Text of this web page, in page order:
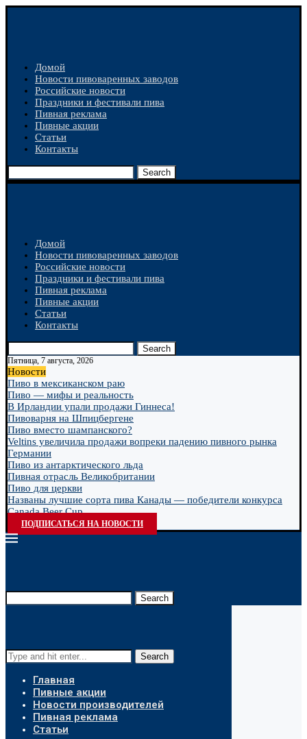
Домой
Новости пивоваренных заводов
Российские новости
Праздники и фестивали пива
Пивная реклама
Пивные акции
Статьи
Контакты
Search
Домой
Новости пивоваренных заводов
Российские новости
Праздники и фестивали пива
Пивная реклама
Пивные акции
Статьи
Контакты
Search
Пятница, 7 августа, 2026
Новости
Пиво в мексиканском раю
Пиво — мифы и реальность
В Ирландии упали продажи Гиннеса!
Пивоварня на Шпицбергене
Пиво вместо шампанского?
Veltins увеличила продажи вопреки падению пивного рынка
Германии
Пиво из антарктического льда
Пивная отрасль Великобритании
Пиво для церкви
Названы лучшие сорта пива Канады — победители конкурса
Canada Beer Cup...
ПОДПИСАТЬСЯ НА НОВОСТИ
Search
Search
Главная
Пивные акции
Новости производителей
Пивная реклама
Статьи